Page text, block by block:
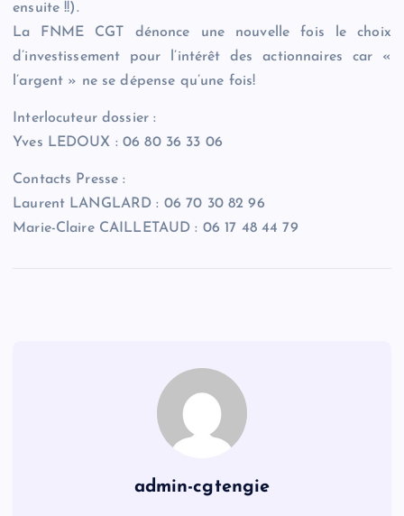
ensuite !!).
La FNME CGT dénonce une nouvelle fois le choix
d’investissement pour l’intérêt des actionnaires car «
l’argent » ne se dépense qu’une fois!
Interlocuteur dossier :
Yves LEDOUX : 06 80 36 33 06
Contacts Presse :
Laurent LANGLARD : 06 70 30 82 96
Marie-Claire CAILLETAUD : 06 17 48 44 79
admin-cgtengie